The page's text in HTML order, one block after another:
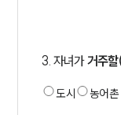
3.자녀가거주
도시 농어촌